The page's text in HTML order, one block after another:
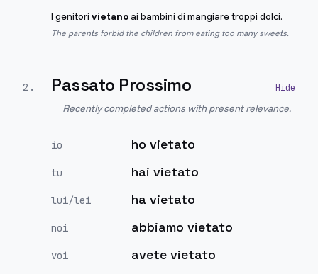
I genitori vietanoai bambini di mangiare troppi dolci.
The parents forbid the children from eating too many sweets.
2 . Passato Prossimo
Recently completed actions with present relevance.
io ho vietato
tu hai vietato
lui/lei ha vietato
noi abbiamo vietato
voi avete vietato